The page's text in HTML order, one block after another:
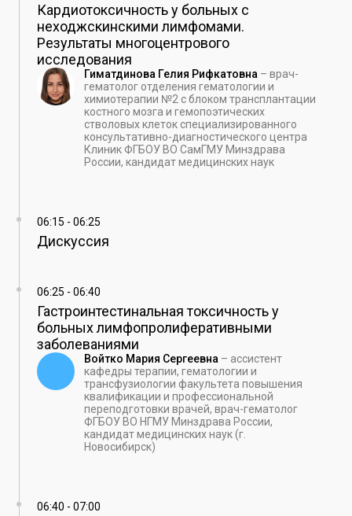
Кардиотоксичность у больных с
неходжскинскими лимфомами.
Результаты многоцентрового
исследования
Гиматдинова Гелия Рифкатовна – врач-
гематолог отделения гематологии и
химиотерапии №2 с блоком трансплантации
костного мозга и гемопоэтических
стволовых клеток специализированного
консультативно-диагностического центра
Клиник ФГБОУ ВО СамГМУ Минздрава
России, кандидат медицинских наук
06:15 - 06:25
Дискуссия
06:25 - 06:40
Гастроинтестинальная токсичность у
больных лимфопролиферативными
заболеваниями
Войтко Мария Сергеевна – ассистент
кафедры терапии, гематологии и
трансфузиологии факультета повышения
квалификации и профессиональной
переподготовки врачей, врач-гематолог
ФГБОУ ВО НГМУ Минздрава России,
кандидат медицинских наук (г.
Новосибирск)
06:40 - 07:00